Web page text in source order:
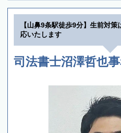
【山鼻9条駅徒歩9分】生前対
応いたします
司法書士沼澤哲也